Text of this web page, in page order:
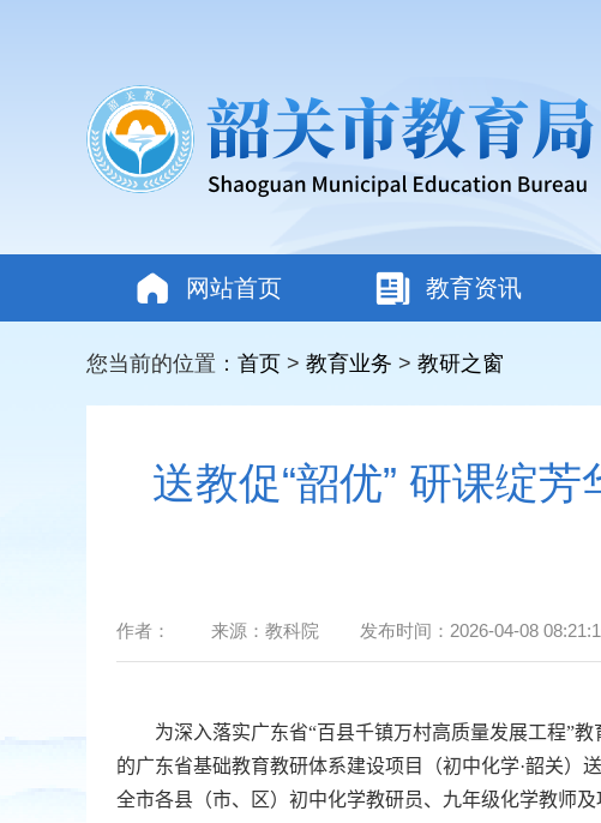
网站首页 教育资讯
您当前的位置： 首页 > 教育业务 > 教研之窗
送教促“韶优” 研课绽
作者： 来源： 教科院 发布时间： 2026-04-08
为深入落实广东省“百县千镇万村高质量发展工程”教
的广东省基础教育教研体系建设项目（初中化学·韶关）
全市各县（市、区）初中化学教研员、九年级化学教师